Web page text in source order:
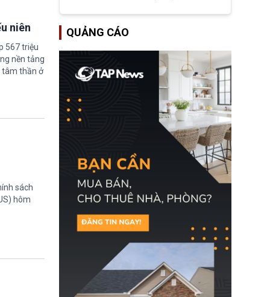
niên
567 triệu
nền tảng
tâm thần ở
sách
hôm
quan Quản lý Khẩn cấp
nguy cơ thiếu hụt lực
lượng trầm trọng. Điều
này cần được đặc biệt
chú ý bởi nếu các siêu
bão đổ bộ Hoa Kỳ ở nửa
cuối năm 2026, lực
lượng ứng phó “mỏng”
có thể làm nghẽn công
tác cứu trợ; dẫn đến hệ
thống ứng phó khẩn cấp
quốc gia quá tải.
QUẢNG CÁO